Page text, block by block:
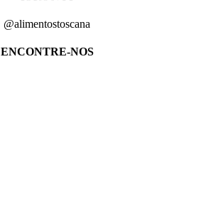
@alimentostoscana
ENCONTRE-NOS